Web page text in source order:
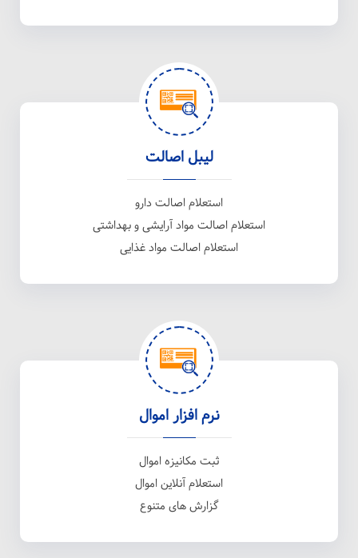
لیبل اصالت
استعلام اصالت دارو
استعلام اصالت مواد آرایشی و بهداشتی
استعلام اصالت مواد غذایی
نرم افزار اموال
ثبت مکانیزه اموال
استعلام آنلاین اموال
گزارش های متنوع